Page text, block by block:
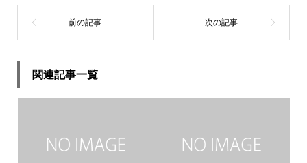
関連記事一覧